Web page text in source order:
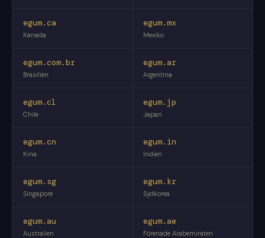
egum.ca
Kanada
egum.mx
Mexiko
egum.com.br
Brasilien
egum.ar
Argentina
egum.cl
Chile
egum.jp
Japan
egum.cn
Kina
egum.in
Indien
egum.sg
Singapore
egum.kr
Sydkorea
egum.au
Australien
egum.ae
Förenade Arabemiraten